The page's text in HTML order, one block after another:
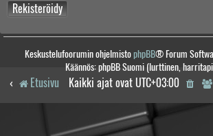
Rekisteröidy
Keskustelufoorumin ohjelmistophpBB® Forum
Käännös: phpBB Suomi (lurttinen,
Etusivu Kaikki ajat ovat UTC+03:00